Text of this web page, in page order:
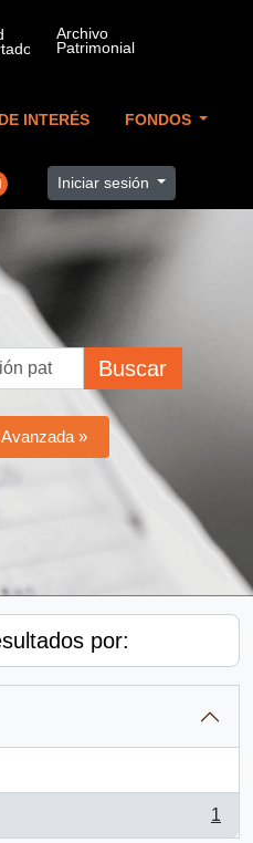
INTERÉS FONDOS
Iniciar sesión
Buscar
»
por:
1